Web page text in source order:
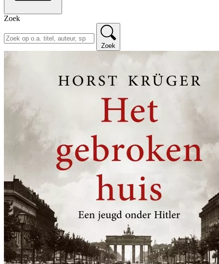
Zoek
Zoek